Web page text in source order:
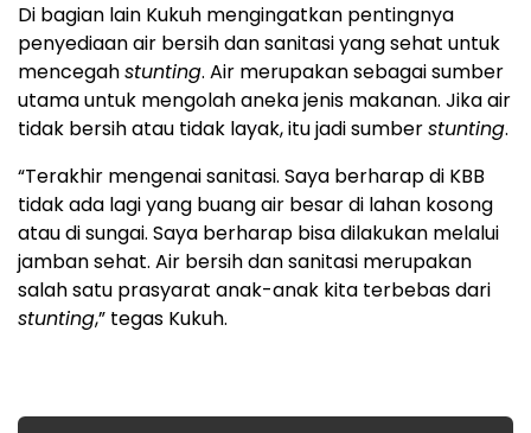
Di bagian lain Kukuh mengingatkan pentingnya
penyediaan air bersih dan sanitasi yang sehat untuk
mencegahstunting. Air merupakan sebagai sumber
utama untuk mengolah aneka jenis makanan. Jika air
tidak bersih atau tidak layak, itu jadi sumberstunting.
“Terakhir mengenai sanitasi. Saya berharap di KBB
tidak ada lagi yang buang air besar di lahan kosong
atau di sungai. Saya berharap bisa dilakukan melalui
jamban sehat. Air bersih dan sanitasi merupakan
salah satu prasyarat anak-anak kita terbebas dari
stunting,” tegas Kukuh.